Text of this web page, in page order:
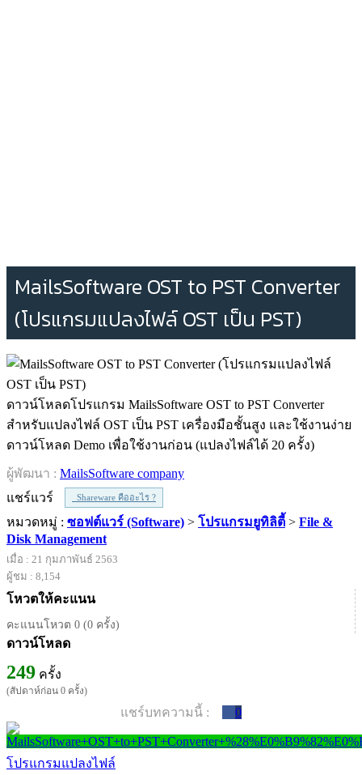
MailsSoftware OST to PST Converter
(โปรแกรมแปลงไฟล์ OST เป็น PST)
ดาวน์โหลดโปรแกรม MailsSoftware OST to PST Converter
สำหรับแปลงไฟล์ OST เป็น PST เครื่องมือชั้นสูง และใช้งานง่าย
ดาวน์โหลด Demo เพื่อใช้งานก่อน (แปลงไฟล์ได้ 20 ครั้ง)
ผู้พัฒนา : MailsSoftware company
แชร์แวร์
Shareware คืออะไร ?
หมวดหมู่ : ซอฟต์แวร์ (Software) > โปรแกรมยูทิลิตี้ > File &
Disk Management
เมื่อ : 21 กุมภาพันธ์ 2563
ผู้ชม : 8,154
โหวตให้คะแนน
คะแนนโหวต 0 (0 ครั้ง)
ดาวน์โหลด
249 ครั้ง
(สัปดาห์ก่อน 0 ครั้ง)
แชร์บทความนี้ : 0
โปรแกรมแปลงไฟล์